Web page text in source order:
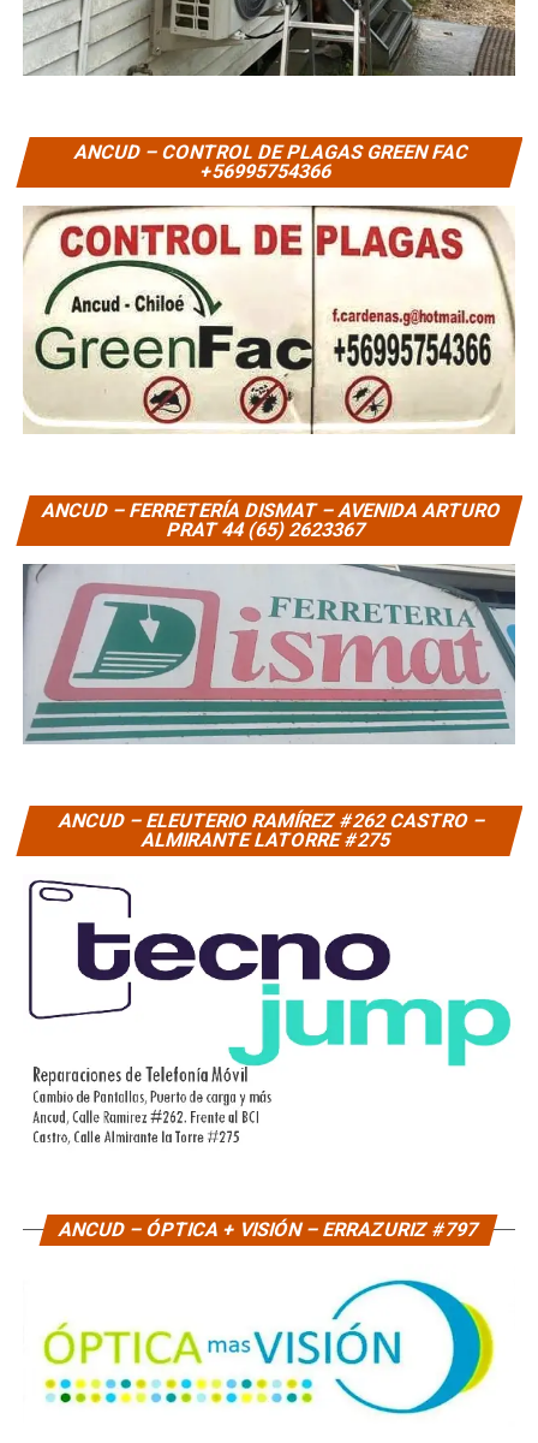
ANCUD – CONTROL DE PLAGAS GREEN FAC
+56995754366
ANCUD – FERRETERÍA DISMAT – AVENIDA ARTURO
PRAT 44 (65) 2623367
ANCUD – ELEUTERIO RAMÍREZ #262 CASTRO –
ALMIRANTE LATORRE #275
ANCUD – ÓPTICA + VISIÓN – ERRAZURIZ #797